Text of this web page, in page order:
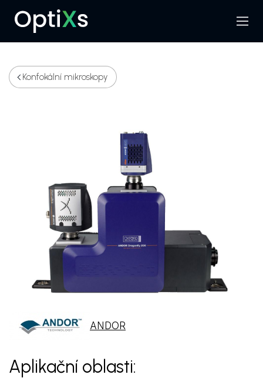
Hledat
Menu
Konfokální mikroskopy
ANDOR
Aplikační oblasti: